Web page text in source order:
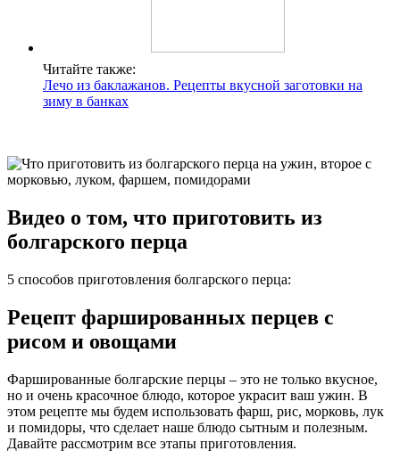
Читайте также:
Лечо из баклажанов. Рецепты вкусной заготовки на
зиму в банках
Видео о том, что приготовить из
болгарского перца
5 способов приготовления болгарского перца:
Рецепт фаршированных перцев с
рисом и овощами
Фаршированные болгарские перцы – это не только вкусное,
но и очень красочное блюдо, которое украсит ваш ужин. В
этом рецепте мы будем использовать фарш, рис, морковь, лук
и помидоры, что сделает наше блюдо сытным и полезным.
Давайте рассмотрим все этапы приготовления.